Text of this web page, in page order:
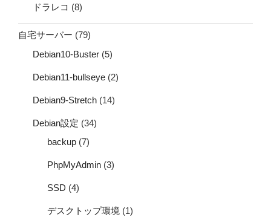
ドラレコ (8)
自宅サーバー (79)
Debian10-Buster (5)
Debian11-bullseye (2)
Debian9-Stretch (14)
Debian設定 (34)
backup (7)
PhpMyAdmin (3)
SSD (4)
デスクトップ環境 (1)